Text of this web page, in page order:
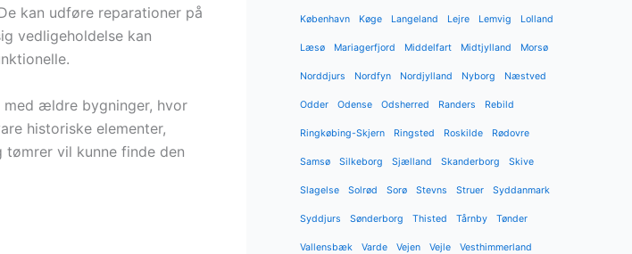
kan udføre reparationer på
vedligeholdelse kan
ældre bygninger, hvor
historiske elementer,
vil kunne finde den
København Køge Langeland Lejre Lemvig Lolland
Læsø Mariagerfjord Middelfart Midtjylland Morsø
Norddjurs Nordfyn Nordjylland Nyborg Næstved
Odder Odense Odsherred Randers Rebild
Ringkøbing-Skjern Ringsted Roskilde Rødovre
Samsø Silkeborg Sjælland Skanderborg Skive
Slagelse Solrød Sorø Stevns Struer Syddanmark
Syddjurs Sønderborg Thisted Tårnby Tønder
Vallensbæk Varde Vejen Vejle Vesthimmerland